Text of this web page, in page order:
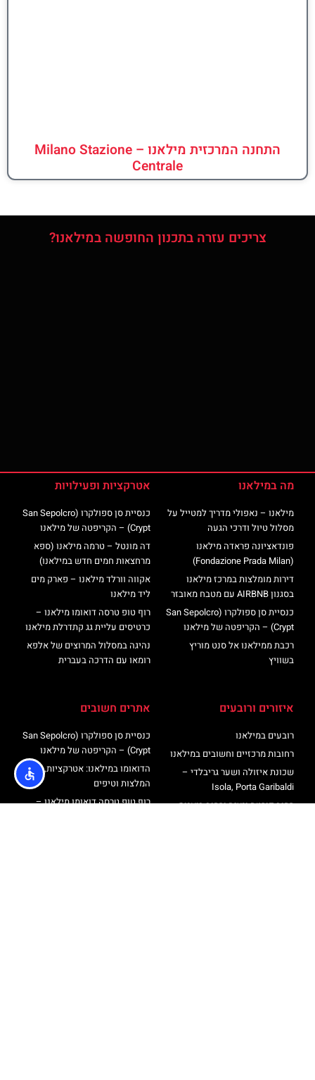
התחנה המרכזית מילאנו – Milano Stazione
Centrale
צריכים עזרה בתכנון החופשה במילאנו?
מה במילאנו
מילאנו – נאפולי מדריך למטייל על
מסלול טיול ודרכי הגעה
פונדאציונה פראדה מילאנו
(Fondazione Prada Milan)
דירות מומלצות במרכז מילאנו
בסגנון AIRBNB עם מטבח מאובזר
כנסיית סן ספולקרו (San Sepolcro
Crypt) – הקריפטה של מילאנו
רכבת ממילאנו אל סנט מוריץ
בשוויץ
אטרקציות ופעילויות
כנסיית סן ספולקרו (San Sepolcro
Crypt) – הקריפטה של מילאנו
דה מונטל – טרמה מילאנו (ספא
מרחצאות חמים חדש במילאנו)
אקווה וורלד מילאנו – פארק מים
ליד מילאנו
רוף טופ טרסה דואומו מילאנו –
כרטיסים עליית גג קתדרלת מילאנו
נהיגה במסלול המרוצים של אלפא
רומאו עם הדרכה בעברית
איזורים ורובעים
רובעים במילאנו
רחובות מרכזיים וחשובים במילאנו
שכונת איזולה ושער גריבלדי –
Isola, Porta Garibaldi
רחוב פורטה ונציה ורחוב בואנוס
אתרים חשובים
כנסיית סן ספולקרו (San Sepolcro
Crypt) – הקריפטה של מילאנו
הדואומו במילאנו: אטרקציות,
המלצות וטיפים
רוף טופ טרסה דואומו מילאנו –